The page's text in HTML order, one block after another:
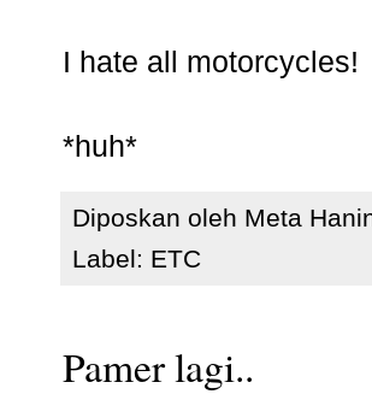
I hate all motorcycles!
*huh*
Diposkan oleh Meta
Label: ETC
Pamer lagi..